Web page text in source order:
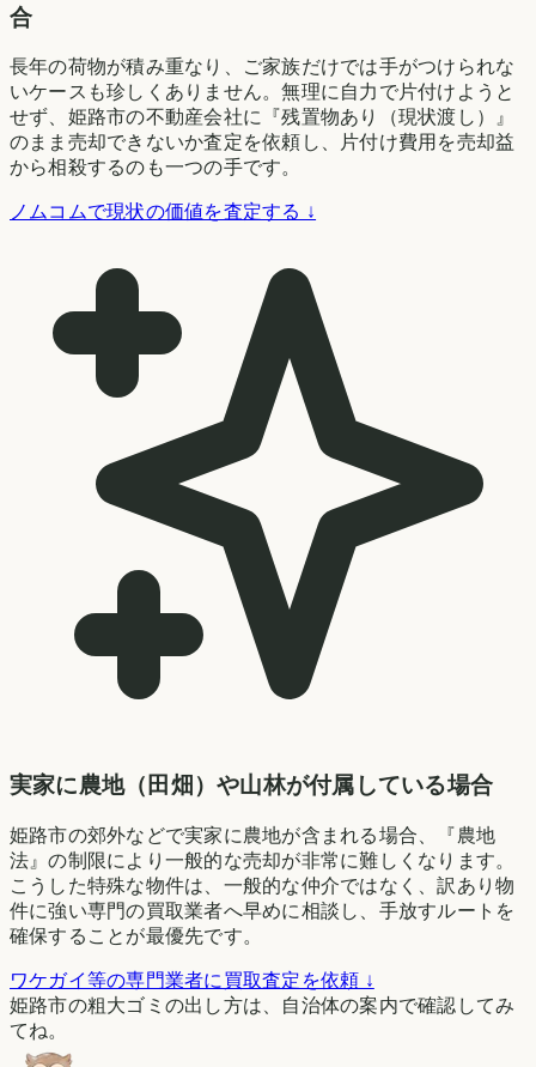
合
長年の荷物が積み重なり、ご家族だけでは手がつけられな
いケースも珍しくありません。無理に自力で片付けようと
せず、姫路市の不動産会社に『残置物あり（現状渡し）』
のまま売却できないか査定を依頼し、片付け費用を売却益
から相殺するのも一つの手です。
ノムコムで現状の価値を査定する ↓
実家に農地（田畑）や山林が付属している場合
姫路市の郊外などで実家に農地が含まれる場合、『農地
法』の制限により一般的な売却が非常に難しくなります。
こうした特殊な物件は、一般的な仲介ではなく、訳あり物
件に強い専門の買取業者へ早めに相談し、手放すルートを
確保することが最優先です。
ワケガイ等の専門業者に買取査定を依頼 ↓
姫路市の粗大ゴミの出し方は、自治体の案内で確認してみ
てね。